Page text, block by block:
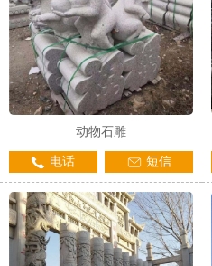
动物石雕
电话 短信